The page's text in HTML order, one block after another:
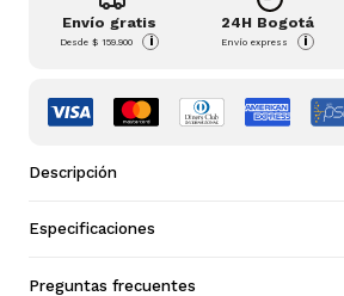
Envío gratis
Desde$ 159.900 i
24H Bogotá
Envío express i
Descripción
Especificaciones
Preguntas frecuentes